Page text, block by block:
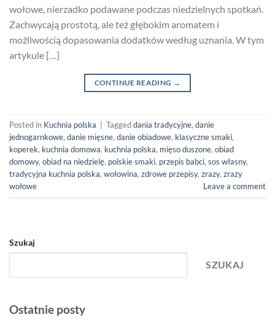
wołowe, nierzadko podawane podczas niedzielnych spotkań.
Zachwycają prostotą, ale też głębokim aromatem i
możliwością dopasowania dodatków według uznania. W tym
artykule […]
CONTINUE READING →
Posted in Kuchnia polska Taggeddania tradycyjne, danie
jednogarnkowe, danie mięsne, danie obiadowe, klasyczne smaki,
koperek, kuchnia domowa, kuchnia polska, mięso duszone, obiad
domowy, obiad na niedzielę, polskie smaki, przepis babci, sos własny,
tradycyjna kuchnia polska, wołowina, zdrowe przepisy, zrazy, zrazy
wołowe
Leave a comment
Szukaj
SZUKAJ
Ostatnie posty